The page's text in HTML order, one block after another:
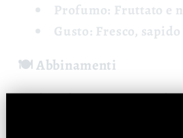
Profumo: Fruttato e
Gusto: Fresco, sapido
🍽️ Abbinamenti
Antipasti, pasta, pesce,